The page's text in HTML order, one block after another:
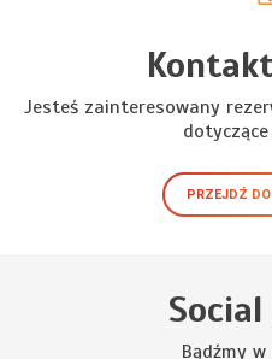
Jesteś zainteresowany
PRZEJDŹ
Bądźmy